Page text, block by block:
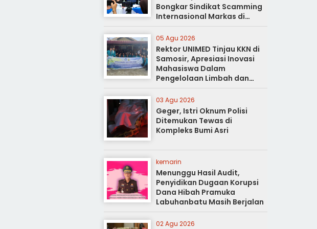
Bongkar Sindikat Scamming
Internasional Markas di
Apartemen Podomoro
05 Agu 2026
Rektor UNIMED Tinjau KKN di
Samosir, Apresiasi Inovasi
Mahasiswa Dalam
Pengelolaan Limbah dan
Pertanian Ramah Lingkungan
03 Agu 2026
Geger, Istri Oknum Polisi
Ditemukan Tewas di
Kompleks Bumi Asri
kemarin
Menunggu Hasil Audit,
Penyidikan Dugaan Korupsi
Dana Hibah Pramuka
Labuhanbatu Masih Berjalan
02 Agu 2026